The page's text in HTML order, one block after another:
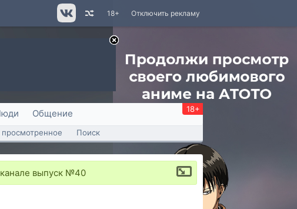
Отключить рекламу
18+
Общение 18+
Поиск
выпуск №40